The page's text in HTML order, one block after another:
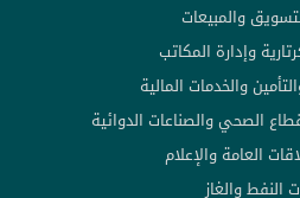
والمبيعات
وإدارة المكاتب
والخدمات المالية
الصحي والصناعات الدوائية
العامة والإعلام
النفط والغاز